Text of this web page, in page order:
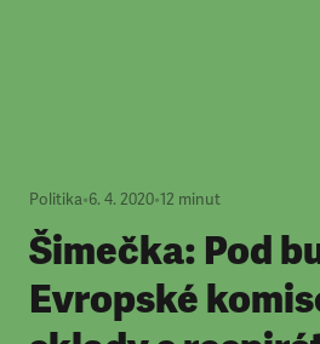
Politika•6. 4. 2020•12 minut
Šimečka: Pod
Evropské